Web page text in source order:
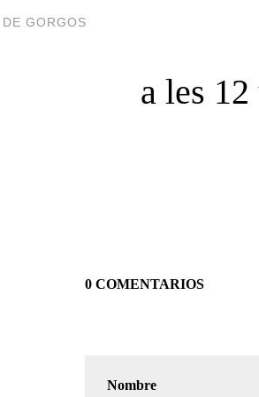
GORGOS
a les
0 COMENTARIOS
Nombre